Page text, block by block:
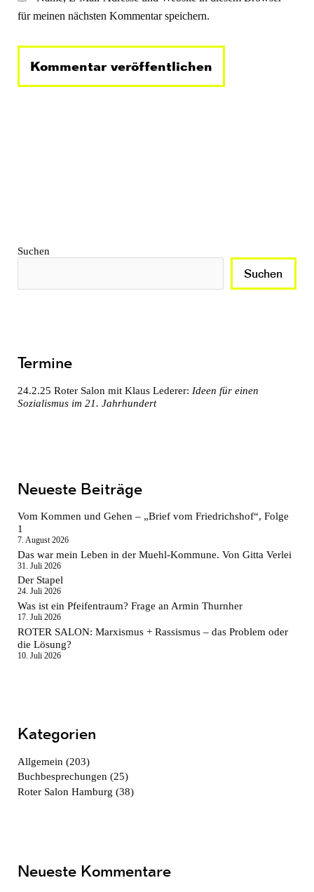
für meinen nächsten Kommentar speichern.
Suchen
Suchen
Termine
24.2.25Roter Salon mit Klaus Lederer: Ideen für einen
Sozialismus im 21. Jahrhundert
Neueste Beiträge
Vom Kommen und Gehen – „Brief vom Friedrichshof“, Folge
1
7. August 2026
Das war mein Leben in der Muehl-Kommune. Von Gitta Verlei
31. Juli 2026
Der Stapel
24. Juli 2026
Was ist ein Pfeifentraum? Frage an Armin Thurnher
17. Juli 2026
ROTER SALON: Marxismus + Rassismus – das Problem oder
die Lösung?
10. Juli 2026
Kategorien
Allgemein (203)
Buchbesprechungen (25)
Roter Salon Hamburg (38)
Neueste Kommentare